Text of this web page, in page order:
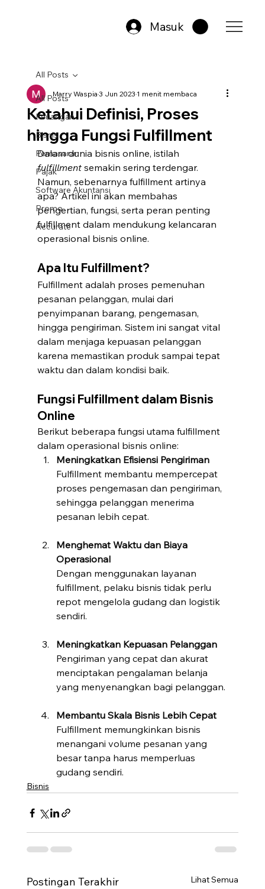
Masuk
All Posts
Keuangan
Bisnis
Pemasaran
Pajak
Software Akuntansi
Promo
Accurate
All Posts
Ketahui Definisi, Proses
hingga Fungsi Fulfillment
Marry Waspia3 Jun 20231 menit membaca
Dalam dunia bisnis online, istilah
fulfillment semakin sering terdengar.
Namun, sebenarnya fulfillment artinya
apa? Artikel ini akan membahas
pengertian, fungsi, serta peran penting
fulfillment dalam mendukung kelancaran
operasional bisnis online.
Apa Itu Fulfillment?
Fulfillment adalah proses pemenuhan
pesanan pelanggan, mulai dari
penyimpanan barang, pengemasan,
hingga pengiriman. Sistem ini sangat vital
dalam menjaga kepuasan pelanggan
karena memastikan produk sampai tepat
waktu dan dalam kondisi baik.
Fungsi Fulfillment dalam Bisnis
Online
Berikut beberapa fungsi utama fulfillment
dalam operasional bisnis online:
Meningkatkan Efisiensi Pengiriman
Fulfillment membantu mempercepat
proses pengemasan dan pengiriman,
sehingga pelanggan menerima
pesanan lebih cepat.
Menghemat Waktu dan Biaya
Operasional
Dengan menggunakan layanan
fulfillment, pelaku bisnis tidak perlu
repot mengelola gudang dan logistik
sendiri.
Meningkatkan Kepuasan Pelanggan
Pengiriman yang cepat dan akurat
menciptakan pengalaman belanja
yang menyenangkan bagi pelanggan.
Membantu Skala Bisnis Lebih Cepat
Fulfillment memungkinkan bisnis
menangani volume pesanan yang
besar tanpa harus memperluas
gudang sendiri.
Bisnis
Postingan Terakhir Lihat Semua